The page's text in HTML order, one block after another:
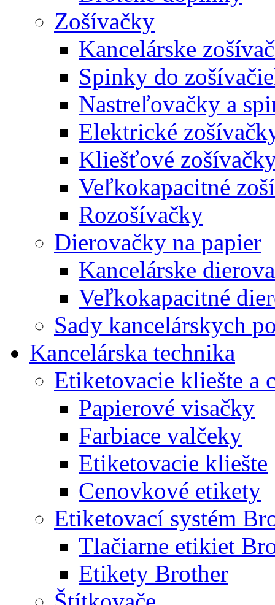
Zošívačky
Kancelárske
Spinky do
Nastreľovačky a
Elektrické
Kliešťové
Veľkokapacitné
Rozošívačky
Dierovačky na papier
Kancelárske
Veľkokapacitné
Sady kancelárskych
Kancelárska technika
Etiketovacie kliešte a
Papierové visačky
Farbiace valčeky
Etiketovacie kliešte
Cenovkové etikety
Etiketovací systém
Tlačiarne etikiet
Etikety Brother